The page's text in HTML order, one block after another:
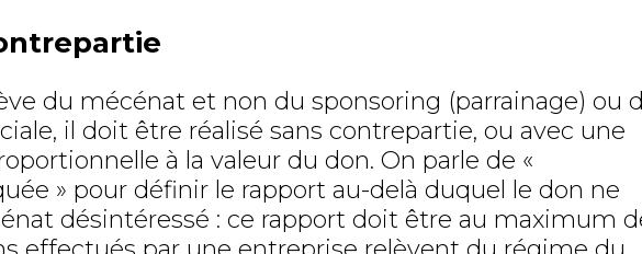
du mécénat et non du sponsoring (parrainage) ou
il doit être réalisé sans contrepartie, ou avec une
à la valeur du don. On parle de «
» pour définir le rapport au-delà duquel le don ne
désintéressé : ce rapport doit être au maximum